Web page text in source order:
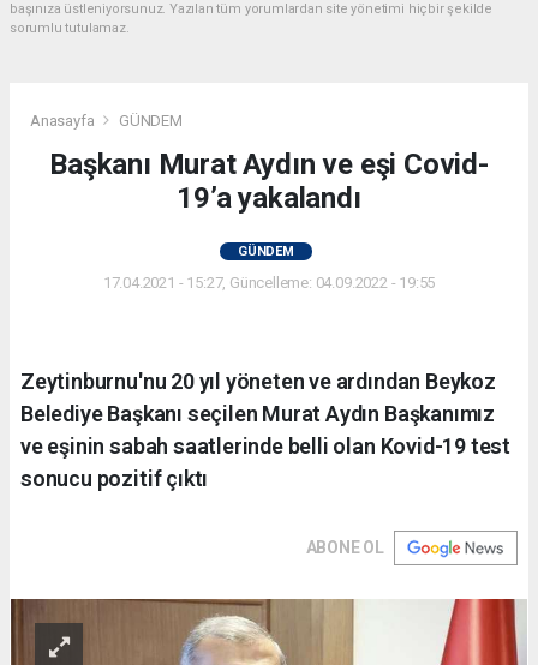
başınıza üstleniyorsunuz. Yazılan tüm yorumlardan site yönetimi hiçbir şekilde
sorumlu tutulamaz.
Anasayfa GÜNDEM
Başkanı Murat Aydın ve eşi Covid-
19’a yakalandı
GÜNDEM
17.04.2021 - 15:27, Güncelleme: 04.09.2022 - 19:55
Zeytinburnu'nu 20 yıl yöneten ve ardından Beykoz
Belediye Başkanı seçilen Murat Aydın Başkanımız
ve eşinin sabah saatlerinde belli olan Kovid-19 test
sonucu pozitif çıktı
ABONE OL